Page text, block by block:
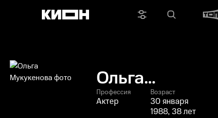
Ольга
Мукукенова
Профессия
Актер
Возраст
30 января
1988, 38 лет